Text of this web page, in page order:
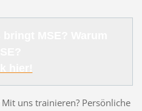
uns trainieren? Persönliche